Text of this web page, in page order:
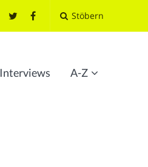
Stöbern
Interviews A-Z